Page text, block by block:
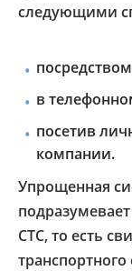
следующими
в
посетив
компании.
Упрощенная
СТС, то есть